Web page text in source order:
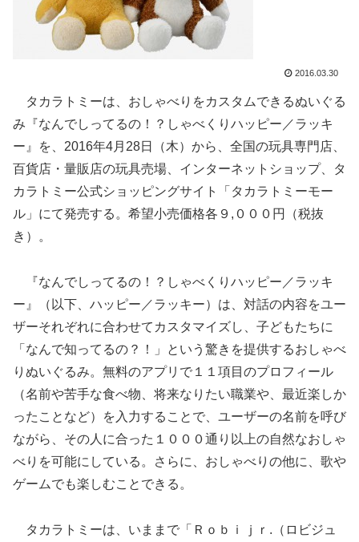
2016.03.30
タカラトミーは、おしゃべりをカスタムできるぬいぐる
み『なんでしってるの！？しゃべくりハッピー／ラッキ
ー』を、2016年4月28日（木）から、全国の玩具専門店、
百貨店・量販店の玩具売場、インターネットショップ、タ
カラトミー公式ショッピングサイト「タカラトミーモー
ル」にて発売する。希望小売価格各９,０００円（税抜
き）。
『なんでしってるの！？しゃべくりハッピー／ラッキ
ー』（以下、ハッピー／ラッキー）は、対話の内容をユー
ザーそれぞれに合わせてカスタマイズし、子どもたちに
「なんで知ってるの？！」という驚きを提供するおしゃべ
りぬいぐるみ。無料のアプリで１１項目のプロフィール
（名前や苦手な食べ物、将来なりたい職業や、最近楽しか
ったことなど）を入力することで、ユーザーの名前を呼び
ながら、その人に合った１０００通り以上の自然なおしゃ
べりを可能にしている。さらに、おしゃべりの他に、歌や
ゲームでも楽しむことできる。
タカラトミーは、いままで「Ｒｏｂｉｊｒ.（ロビジュ